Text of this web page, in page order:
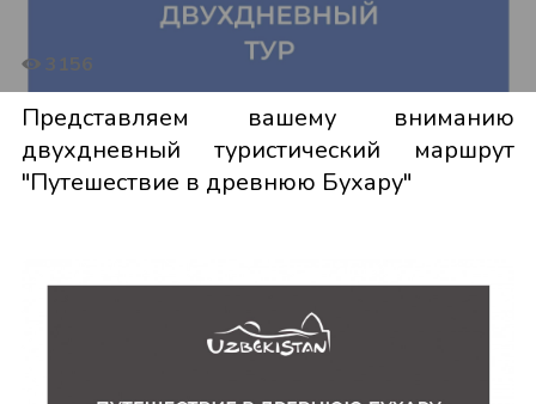
3156
Представляем вашему вниманию
двухдневный туристический маршрут
"Путешествие в древнюю Бухару"